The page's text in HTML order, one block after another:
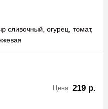
сливочный, огурец, томат,
Цена: 219 р.